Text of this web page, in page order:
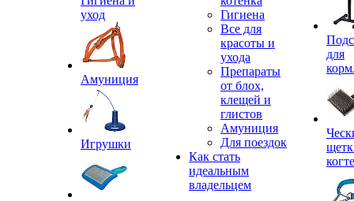
уход
Амуниция
Игрушки
Гигиена
Все для
красоты и
ухода
Препараты
от блох,
клещей и
глистов
Амуниция
Для поездок
Как стать
идеальным
владельцем
для